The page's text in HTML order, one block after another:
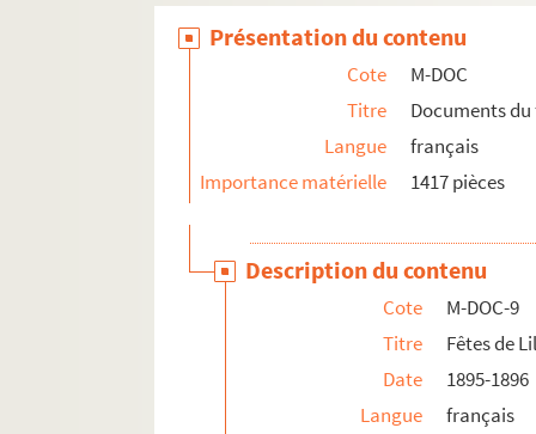
M-DOC-9-1-56. La statue du
M-DOC-9-1-57. La statue du
M-DOC-9-1-58. La statue du
M-DOC-9-1-59. La statue du
M-DOC-9-1-60. Calendrier de
M-DOC-9-1-61. Portrait de Faidherbe
M-DOC-9-1-63. Le monument de
M-DOC-9-1-64. Le monument de
M-DOC-9-1-65. Le monument de
M-DOC-9-1-66. Inauguration de la
M-DOC-9-1-67. "L'Echo du Nord",
Présentation du contenu
Cote
M-DOC
Titre
Documents
Langue
français
Importance matérielle
1417 pièces
Description du contenu
Cote
M-DOC-9
Titre
Fêtes de
Date
1895-1896
Langue
français